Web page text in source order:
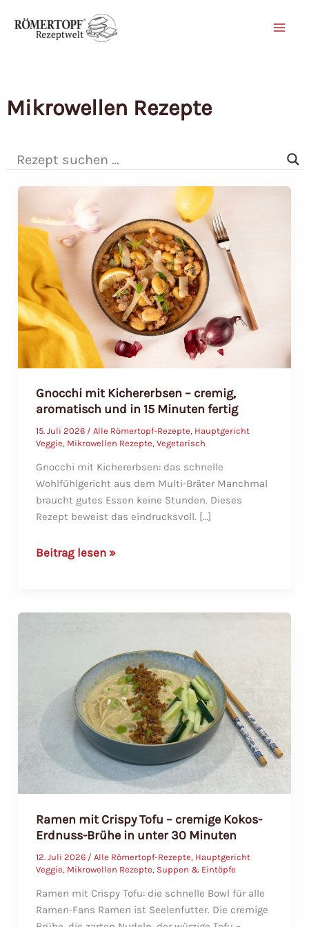
Inhalt
Mikrowellen Rezepte
Gnocchi mit Kichererbsen – cremig,
aromatisch und in 15 Minuten fertig
15. Juli 2026 / Alle Römertopf-Rezepte, Hauptgericht
Veggie, Mikrowellen Rezepte, Vegetarisch
Gnocchi mit Kichererbsen: das schnelle
Wohlfühlgericht aus dem Multi-Bräter Manchmal
braucht gutes Essen keine Stunden. Dieses
Rezept beweist das eindrucksvoll. […]
Gnocchi
–
Minuten
fertig
Beitrag lesen »
Ramen mit Crispy Tofu – cremige Kokos-
Erdnuss-Brühe in unter 30 Minuten
12. Juli 2026 / Alle Römertopf-Rezepte, Hauptgericht
Veggie, Mikrowellen Rezepte, Suppen & Eintöpfe
Ramen mit Crispy Tofu: die schnelle Bowl für alle
Ramen-Fans Ramen ist Seelenfutter. Die cremige